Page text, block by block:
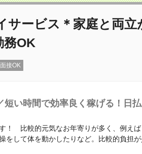
サービス＊家庭と両立
務OK
接OK
い時間で効率良く稼げる！日払
！ 比較的元気なお年寄りが多く、例え
をして体を動かしたりなど。比較的負担